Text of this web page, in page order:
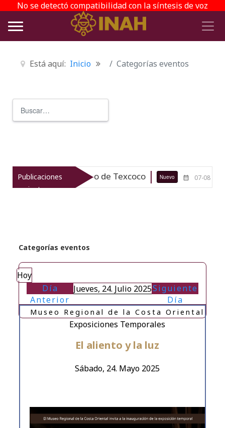
No se detectó compatibilidad con la síntesis de voz
Está aquí: Inicio Categorías eventos
Publicaciones
recientes
arqueológico de Texcoco Nuevo 07-08-26 El
Categorías eventos
Hoy
Día
Anterior
Jueves, 24. Julio 2025Siguiente
Día
Sábado, 24. Mayo 2025
El aliento y la luz
Exposiciones Temporales
Museo Regional de la Costa Oriental